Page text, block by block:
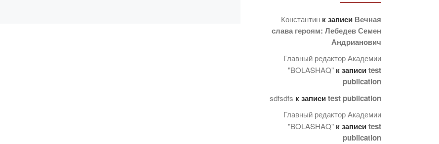
Константин к записи Вечная
слава героям: Лебедев Семен
Андрианович
Главный редактор Академии
"BOLASHAQ" к записиtest
publication
sdfsdfs к записиtest publication
Главный редактор Академии
"BOLASHAQ" к записиtest
publication